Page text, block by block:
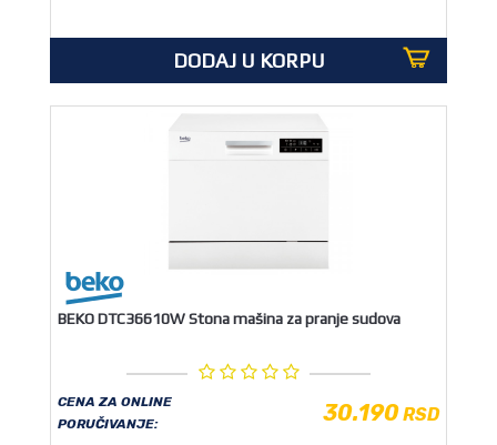
DODAJ U KORPU
BEKO DTC36610W Stona mašina za pranje sudova
CENA ZA ONLINE
PORUČIVANJE:
30.190RSD